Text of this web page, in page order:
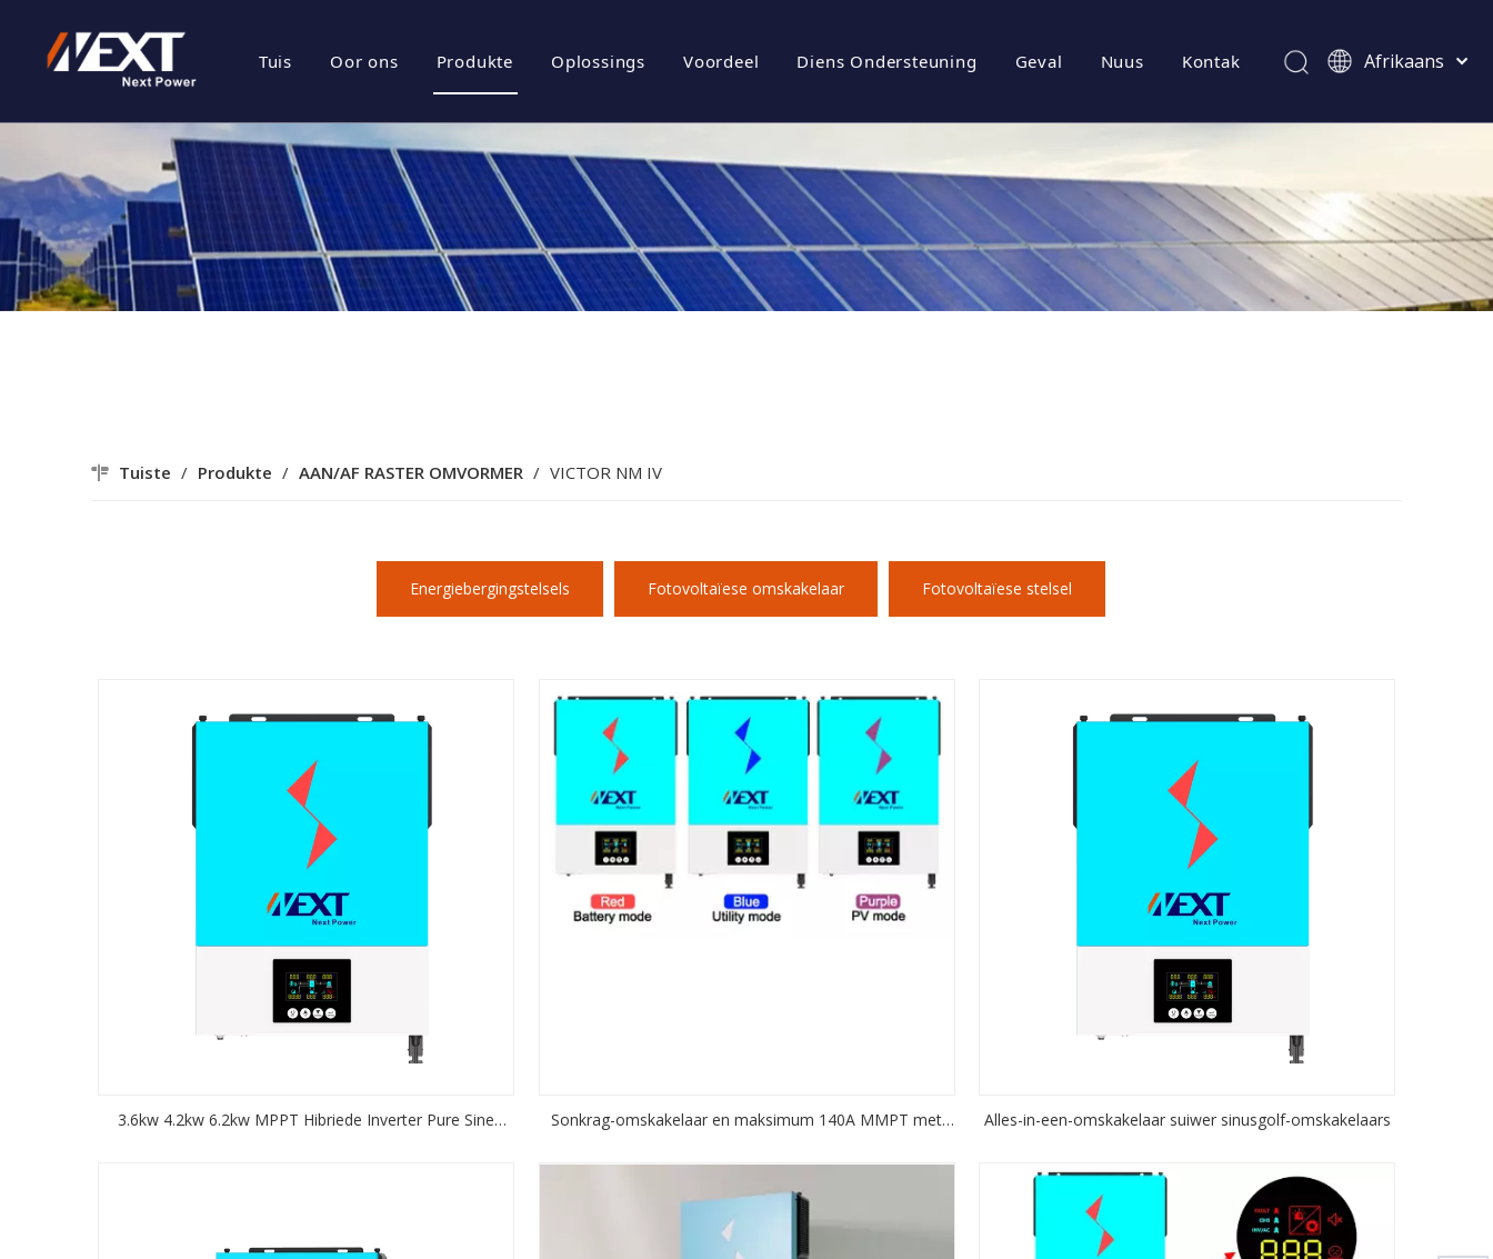
Tuis Oor ons
Maatskappy Kultuur
Sertifikaat Eer
Maatskappy Styl
Produkte
Fotovoltaïese omskakelaar
Fotovoltaïese stelsel
Oplossings Voordeel Diens Ondersteuning
Aflaai
Gereelde vrae
Video's
Geval Nuus Kontak
Afrikaans
ไทย
Deutsch
Português
Español
Pусский
Français
Tuiste / Produkte / AAN/AF RASTER OMVORMER / VICTOR NM IV
Energiebergingstelsels Fotovoltaïese omskakelaar Fotovoltaïese stelsel
3.6kw 4.2kw 6.2kw MPPT Hibriede Inverter Pure Sine
Sonkrag-omskakelaar en maksimum 140A MMPT met
Alles-in-een-omskakelaar suiwer sinusgolf-omskakelaars